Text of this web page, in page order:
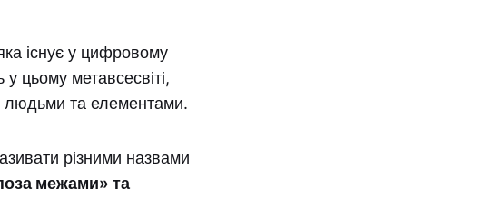
існує у цифровому
цьому метавсесвіті,
людьми та елементами.
різними назвами
межами» та